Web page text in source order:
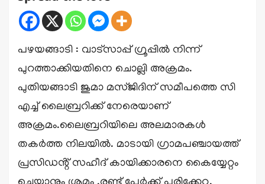
പഴയങ്ങാടി : വാട്സാപ്പ് ഗ്രൂപ്പിൽ നിന്ന്
പുറത്താക്കിയതിനെ ചൊല്ലി അക്രമം.
പുതിയങ്ങാടി ജുമാ മസ്ജിദിന് സമീപത്തെ സി
എച്ച് ലൈബ്രറിക്ക് നേരെയാണ്
അക്രമം.ലൈബ്രറിയിലെ അലമാരകൾ
തകർത്ത നിലയിൽ. മാടായി ഗ്രാമപഞ്ചായത്ത്
പ്രസിഡൻ്റ് സഹീദ് കായിക്കാരനെ കൈയ്യേറ്റം